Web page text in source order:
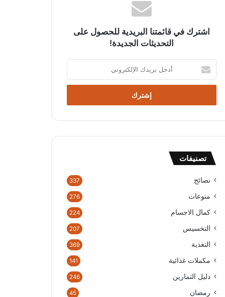
اشترك في قائمتنا البريدية للحصول على
التحديثات الجديدة!
خ
ب
د
إ
ت
و
ن
تصنيفات
نصائح 337
منوعات 276
كمال الاجسام 224
التخسيس 207
التغذية 369
مكملات غذائية 141
دليل التمارين 246
رمضان 45